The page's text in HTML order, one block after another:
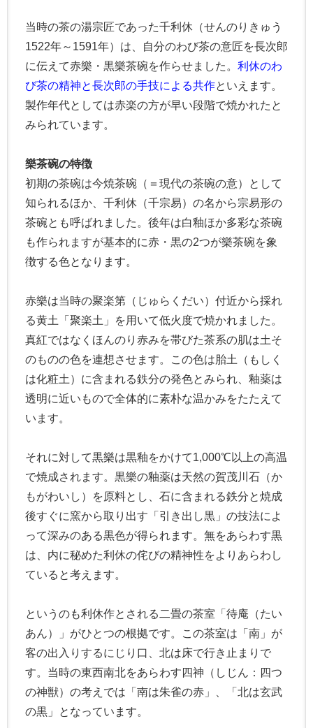
当時の茶の湯宗匠であった千利休（せんのりきゅう
1522年～1591年）は、自分のわび茶の意匠を長次郎
に伝えて赤樂・黒樂茶碗を作らせました。 利休のわ
び茶の精神と長次郎の手技による共作といえます。
製作年代としては赤楽の方が早い段階で焼かれたと
みられています。
樂茶碗の特徴
初期の茶碗は今焼茶碗（＝現代の茶碗の意）として
知られるほか、千利休（千宗易）の名から宗易形の
茶碗とも呼ばれました。後年は白釉ほか多彩な茶碗
も作られますが基本的に赤・黒の2つが樂茶碗を象
徴する色となります。
赤樂は当時の聚楽第（じゅらくだい）付近から採れ
る黄土「聚楽土」を用いて低火度で焼かれました。
真紅ではなくほんのり赤みを帯びた茶系の肌は土そ
のものの色を連想させます。この色は胎土（もしく
は化粧土）に含まれる鉄分の発色とみられ、釉薬は
透明に近いもので全体的に素朴な温かみをたたえて
います。
それに対して黒樂は黒釉をかけて1,000℃以上の高温
で焼成されます。黒樂の釉薬は天然の賀茂川石（か
もがわいし）を原料とし、石に含まれる鉄分と焼成
後すぐに窯から取り出す「引き出し黒」の技法によ
って深みのある黒色が得られます。無をあらわす黒
は、内に秘めた利休の侘びの精神性をよりあらわし
ていると考えます。
というのも利休作とされる二畳の茶室「待庵（たい
あん）」がひとつの根拠です。この茶室は「南」が
客の出入りするにじり口、北は床で行き止まりで
す。当時の東西南北をあらわす四神（しじん：四つ
の神獣）の考えでは「南は朱雀の赤」、「北は玄武
の黒」となっています。